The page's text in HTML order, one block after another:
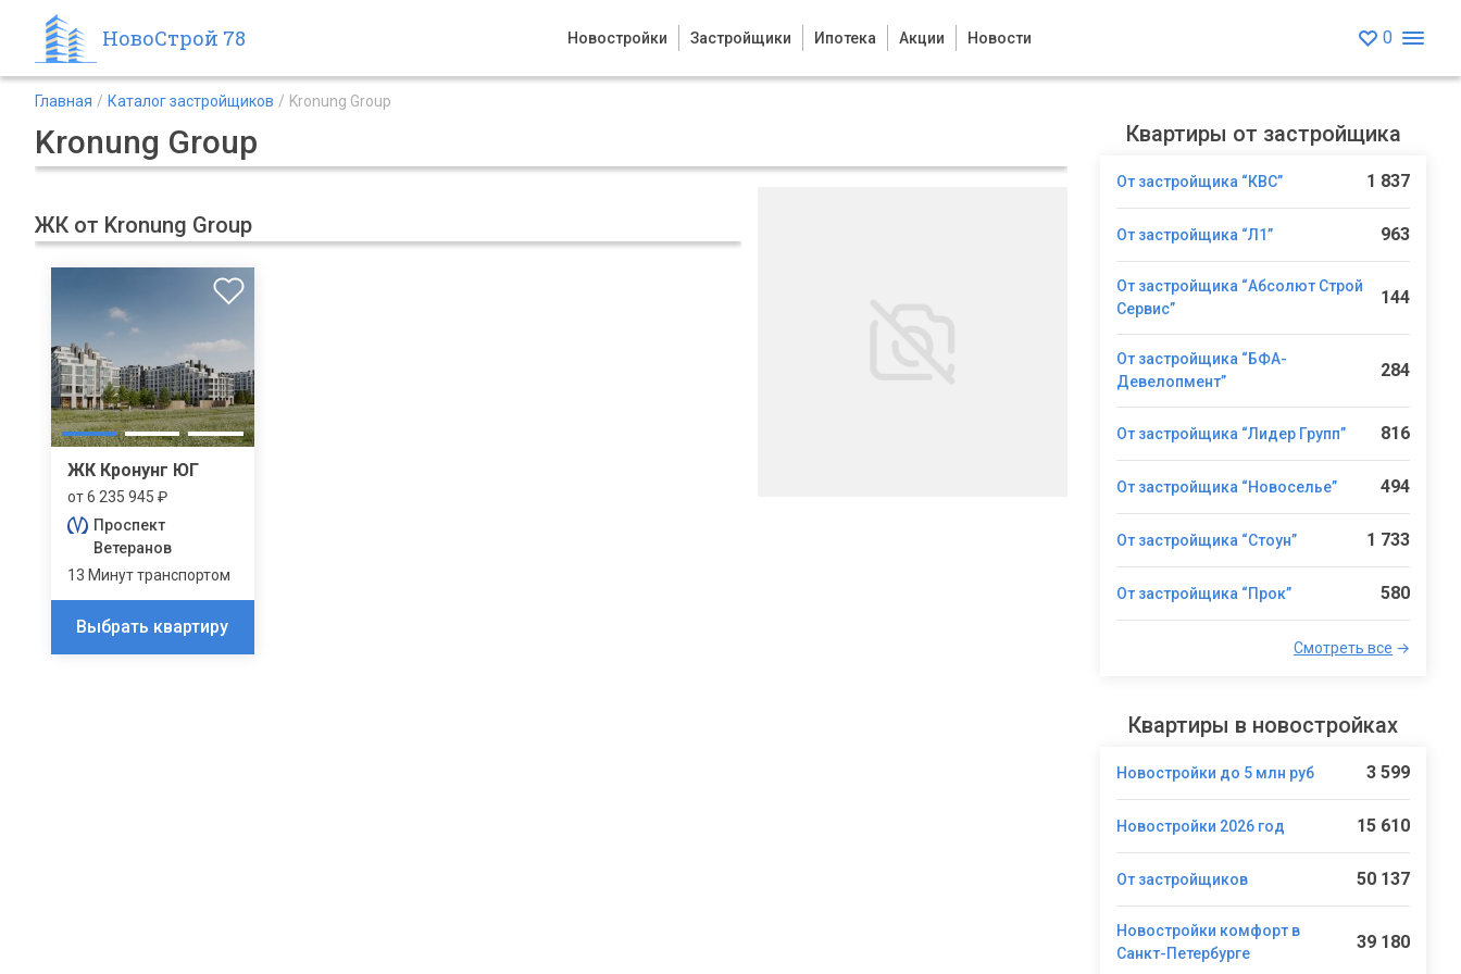
НовоСтрой 78 Новостройки Застройщики Ипотека Акции Новости 0
Главная Каталог застройщиков Kronung Group
Kronung Group
ЖК от Kronung Group
ЖК Кронунг ЮГ
от 6 235 945 ₽
Проспект
Ветеранов
13 Минут транспортом
Выбрать квартиру
Квартиры от застройщика
От застройщика “КВС” 1 837
От застройщика “Л1” 963
От застройщика “Абсолют Строй
Сервис”
144
От застройщика “БФА-
Девелопмент”
284
От застройщика “Лидер Групп” 816
От застройщика “Новоселье” 494
От застройщика “Стоун” 1 733
От застройщика “Прок” 580
Смотреть все →
Квартиры в новостройках
Новостройки до 5 млн руб 3 599
Новостройки 2026 год 15 610
От застройщиков 50 137
Новостройки комфорт в
Санкт-Петербурге
39 180